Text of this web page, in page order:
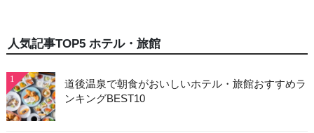
人気記事TOP5 ホテル・旅館
1
道後温泉で朝食がおいしいホテル・旅館おすすめラ
ンキングBEST10